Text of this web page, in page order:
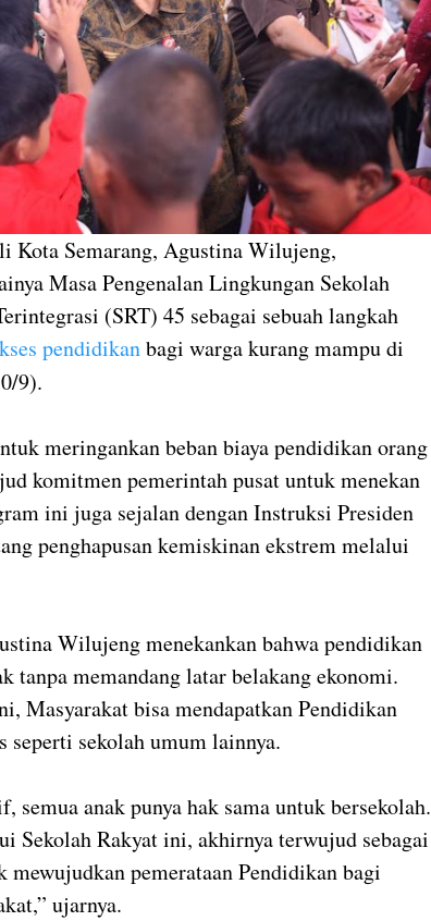
Kota Semarang, Agustina Wilujeng,
Masa Pengenalan Lingkungan Sekolah
(SRT) 45 sebagai sebuah langkah
pendidikanbagi warga kurang mampu di
9).
meringankan beban biaya pendidikan orang
komitmen pemerintah pusat untuk menekan
ini juga sejalan dengan Instruksi Presiden
penghapusan kemiskinan ekstrem melalui
Wilujeng menekankan bahwa pendidikan
tanpa memandang latar belakang ekonomi.
Masyarakat bisa mendapatkan Pendidikan
seperti sekolah umum lainnya.
semua anak punya hak sama untuk bersekolah.
Sekolah Rakyat ini, akhirnya terwujud sebagai
pemerataan Pendidikan bagi
ujarnya.